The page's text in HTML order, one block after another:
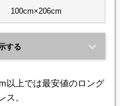
100cm×206cm
する
以上では最安値のロング
ス。